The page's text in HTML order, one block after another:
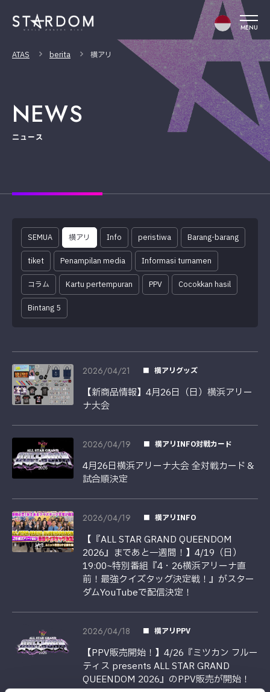
MENU
ATAS berita 横アリ
NEWS
ニュース
SEMUA 横アリ Info peristiwa Barang-barang
tiket Penampilan media Informasi turnamen
コラム Kartu pertempuran PPV Cocokkan hasil
Bintang 5
2026/04/21 横アリグッズ
【新商品情報】4月26日（日）横浜アリー
ナ大会
2026/04/19 横アリINFO対戦カード
4月26日横浜アリーナ大会 全対戦カード＆
試合順決定
2026/04/19 横アリINFO
【『ALL STAR GRAND QUEENDOM
2026』まであと一週間！】4/19（日）
19:00~特別番組『4・26横浜アリーナ直
前！最強クイズタッグ決定戦！』がスター
ダムYouTubeで配信決定！
2026/04/18 横アリPPV
【PPV販売開始！】4/26『ミツカン フルー
ティス presents ALL STAR GRAND
QUEENDOM 2026』のPPV販売が開始！